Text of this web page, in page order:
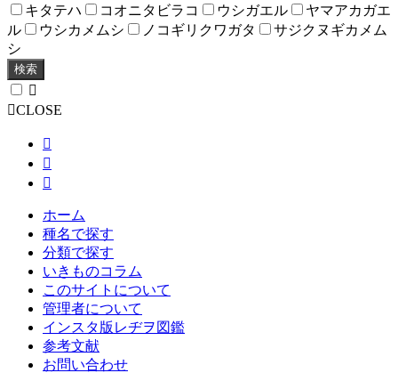
キタテハ
コオニタビラコ ウシガエル
ヤマアカガエ
ル
ウシカメムシ ノコギリクワガタ
サジクヌギカメム
シ
検索
CLOSE
ホーム
種名で探す
分類で探す
いきものコラム
このサイトについて
管理者について
インスタ版レヂヲ図鑑
参考文献
お問い合わせ